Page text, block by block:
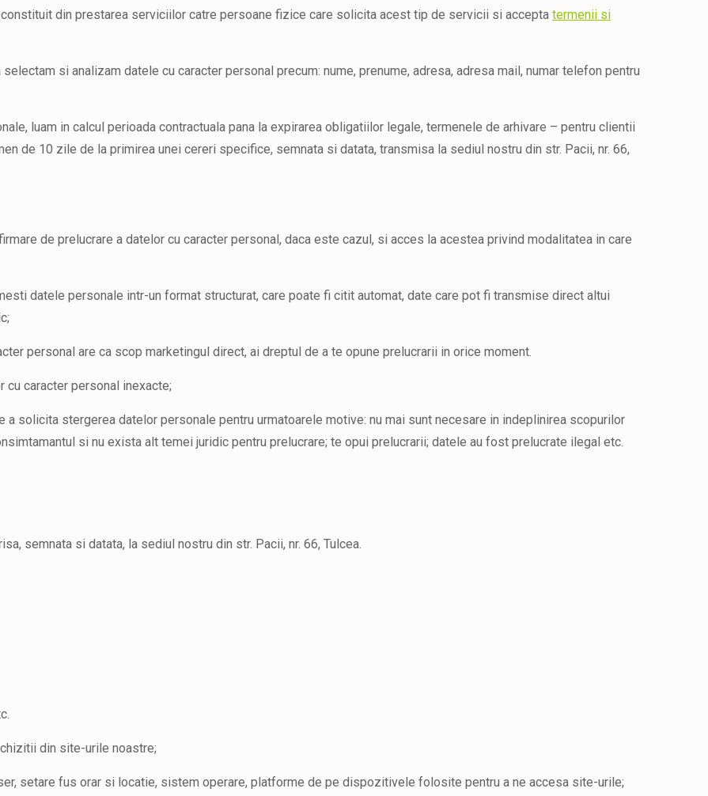
din prestarea serviciilor catre persoane fizice care solicita acest tip de servicii si accepta termenii si
si analizam datele cu caracter personal precum: nume, prenume, adresa, adresa mail, numar telefon pentru
luam in calcul perioada contractuala pana la expirarea obligatiilor legale, termenele de arhivare – pentru clientii
de 10 zile de la primirea unei cereri specifice, semnata si datata, transmisa la sediul nostru din str. Pacii, nr. 66,
de prelucrare a datelor cu caracter personal, daca este cazul, si acces la acestea privind modalitatea in care
datele personale intr-un format structurat, care poate fi citit automat, date care pot fi transmise direct altui
personal are ca scop marketingul direct, ai dreptul de a te opune prelucrarii in orice moment.
caracter personal inexacte;
solicita stergerea datelor personale pentru urmatoarele motive: nu mai sunt necesare in indeplinirea scopurilor
si nu exista alt temei juridic pentru prelucrare; te opui prelucrarii; datele au fost prelucrate ilegal etc.
semnata si datata, la sediul nostru din str. Pacii, nr. 66, Tulcea.
din site-urile noastre;
setare fus orar si locatie, sistem operare, platforme de pe dispozitivele folosite pentru a ne accesa site-urile;